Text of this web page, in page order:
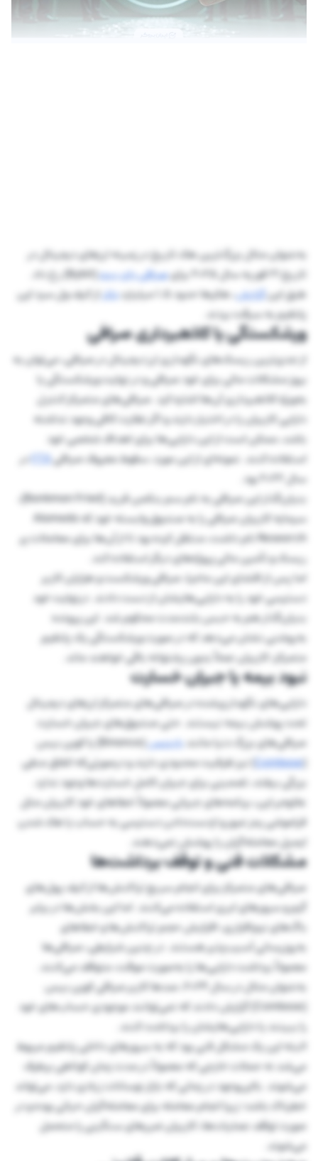
به‌عنوان مثال بزرگ‌ترین هک تاریخ در زمینه ارزهای دیجیتال در
تاریخ ۲۱ فوریه سال ۲۰۲۵ برای
صرافی بای بیت
(Bybit) رخ داد.
طبق اینگزارش، هکرها حدود ۱.۵ میلیارد دلاراز کیف‌ ول سرد این
پلتفرم به سرقت بردند.
ورشکستگی یا کلاهبرداری صرافی
از جدی‌ترین ریسک‌های نگهداری ارز دیجیتال در صرافی، می‌توان به
بروز مشکلات مالی برای خود صرافی و در نهایت ورشکستگی یا
به‌ویژه کلاهبرداری آن‌ها اشاره کرد. صرافی‌های متمرکز کنترل
دارایی کاربران را در اختیار دارند و اگر نظارت کافی وجود نداشته
باشد، ممکن است از این دارایی‌ها برای اهداف شخصی خود
استفاده کنند. نمونه‌ای از این مورد، سقوط معروف صرافیFTXدر
سال ۲۰۲۲ بود.
بنیان‌گذار این صرافی به نام سم بنکمن فرید (Bankman Fried)،
سرمایه کاربران صرافی را به صندوق وابسته خود که Alameda
Research نام داشت، منتقل کرده بود تا از آن‌ها برای معاملات پر
ریسک و تأمین مالی پروژه‌های دیگر استفاده کند.
اما پس از افشای این ماجرا، صرافی ورشکست و هزاران کاربر
دسترسی خود را به دارایی‌هایشان از دست دادند. درنهایت خود
بنیان‌گذار هم به حبس بلندمدت محکوم شد. این پرونده
به‌روشنی نشان می‌دهد که در صورت ورشکستگی یک پلتفرم
متمرکز، کاربران عملاً بدون پشتوانه باقی خواهند ماند.
نبود بیمه یا جبران خسارت
دارایی‌های نگهداری‌شده در صرافی‌های متمرکز ارزهای دیجیتال
تحت پوشش بیمه نیستند. حتی صندوق‌های جبران خسارت
صرافی‌های بزرگ دنیا مانندبایننس
(Binance) یا کوین بیس
(
Coinbase) نیز ظرفیت محدودی دارند و درصورتی‌که اتفاق منفی
بزرگی بیفتد، تضمینی برای جبران کامل خسارت‌ها وجود ندارد.
علاوه‌بر این، برنامه‌های جبرانی معمولاً خطاهای خود کاربران مثل
فراموشی رمز عبور و ازدست‌دادن دسترسی به حساب یا هک شدن
ایمیل معامله‌گران را پوشش نمی‌دهند.
مشکلات فنی و توقف برداشت‌ها
صرافی‌های متمرکز برای انجام سریع تراکنش‌ها از کیف پول‌های
گرم و سرور‌های ابری استفاده می‌کنند. اما این بخش‌ها در برابر
باگ‌های نرم‌افزاری، افزایش حجم تراکنش‌ها و خطاهای
به‌روزرسانی آسیب‌پذیر هستند. در چنین شرایطی، صرافی‌ها
معمولاً برداشت دارایی‌ها را به‌صورت موقت، متوقف می‌کنند.
به‌عنوان مثال در سال ۲۰۲۴، صدها کاربر صرافی کوین بیس
(Coinbase) گزارش دادند که نمی‌توانند موجودی حساب‌های خود
را ببینند یا دارایی‌هایشان را برداشت کنند.
البته این یک مشکل فنی بود که به سرورهای داخلی پلتفرم مربوط
می‌شد نه حملات خارجی که معمولاً در مدت زمان کوتاهی برطرف
می‌شوند. بااین‌وجود در زمانی که بازار نوسانات زیادی دارد، می‌تواند
خطرناک باشد؛ زیرا انجام معامله برای معامله‌گران حیاتی بوده و در
صورت توقف عملیات‌ها، کاربران ضررهای سنگینی را متحمل
می‌شوند.